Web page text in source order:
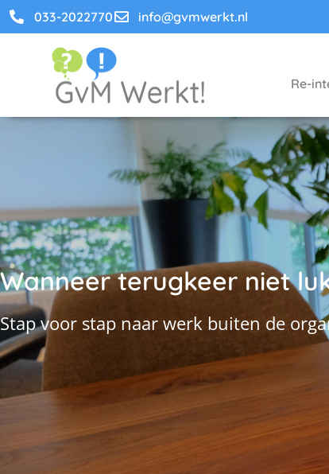
033-2022770 info@gvmwerkt.nl
Re-
Wanneer terugkeer niet
Stap voor stap naar werk buiten de